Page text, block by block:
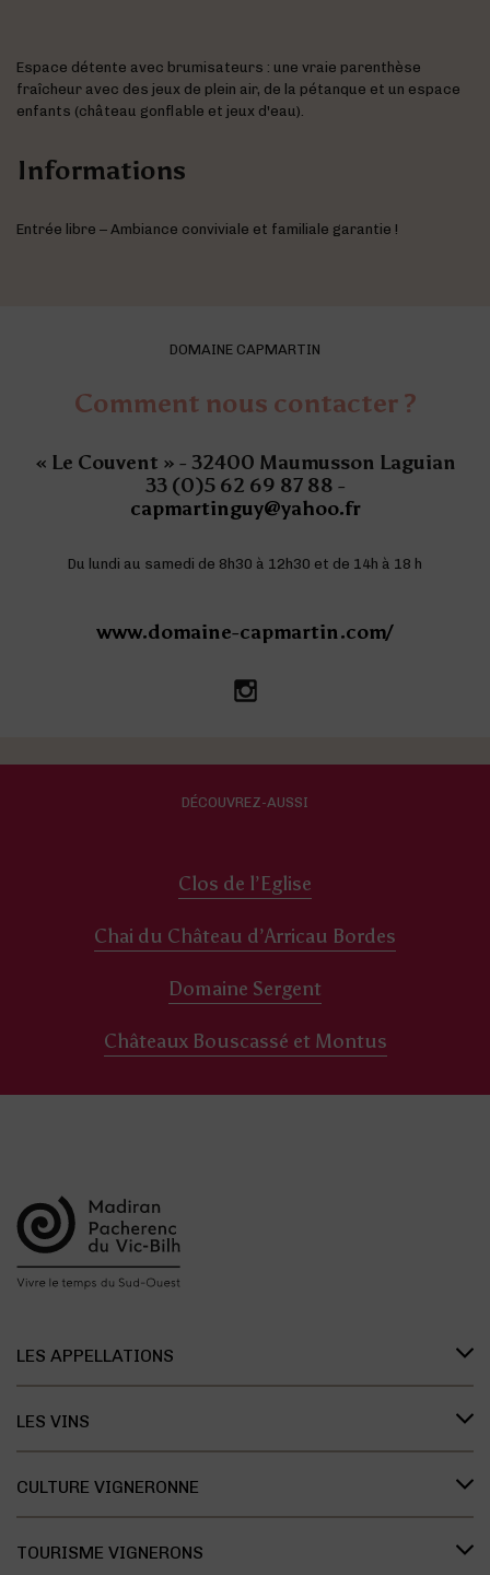
Espace détente avec brumisateurs : une vraie parenthèse
fraîcheur avec des jeux de plein air, de la pétanque et un espace
enfants (château gonflable et jeux d'eau).
Informations
Entrée libre – Ambiance conviviale et familiale garantie !
DOMAINE CAPMARTIN
Comment nous contacter ?
« Le Couvent » - 32400 Maumusson Laguian
33 (0)5 62 69 87 88 -
capmartinguy@yahoo.fr
Du lundi au samedi de 8h30 à 12h30 et de 14h à 18 h
www.domaine-capmartin.com/
DÉCOUVREZ-AUSSI
Clos de l’Eglise
Chai du Château d’Arricau Bordes
Domaine Sergent
Châteaux Bouscassé et Montus
LES APPELLATIONS
L’histoire des appellations
Recherche et développement
Présentation des cépages
LES VINS
Les vins Bleu Tannat
CULTURE VIGNERONNE
TOURISME VIGNERONS